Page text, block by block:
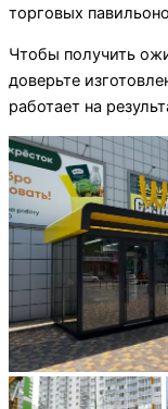
торговых
Чтобы получить
доверьте
работает на